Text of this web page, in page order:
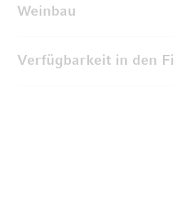
Weinbau
Verfügbarkeit in den